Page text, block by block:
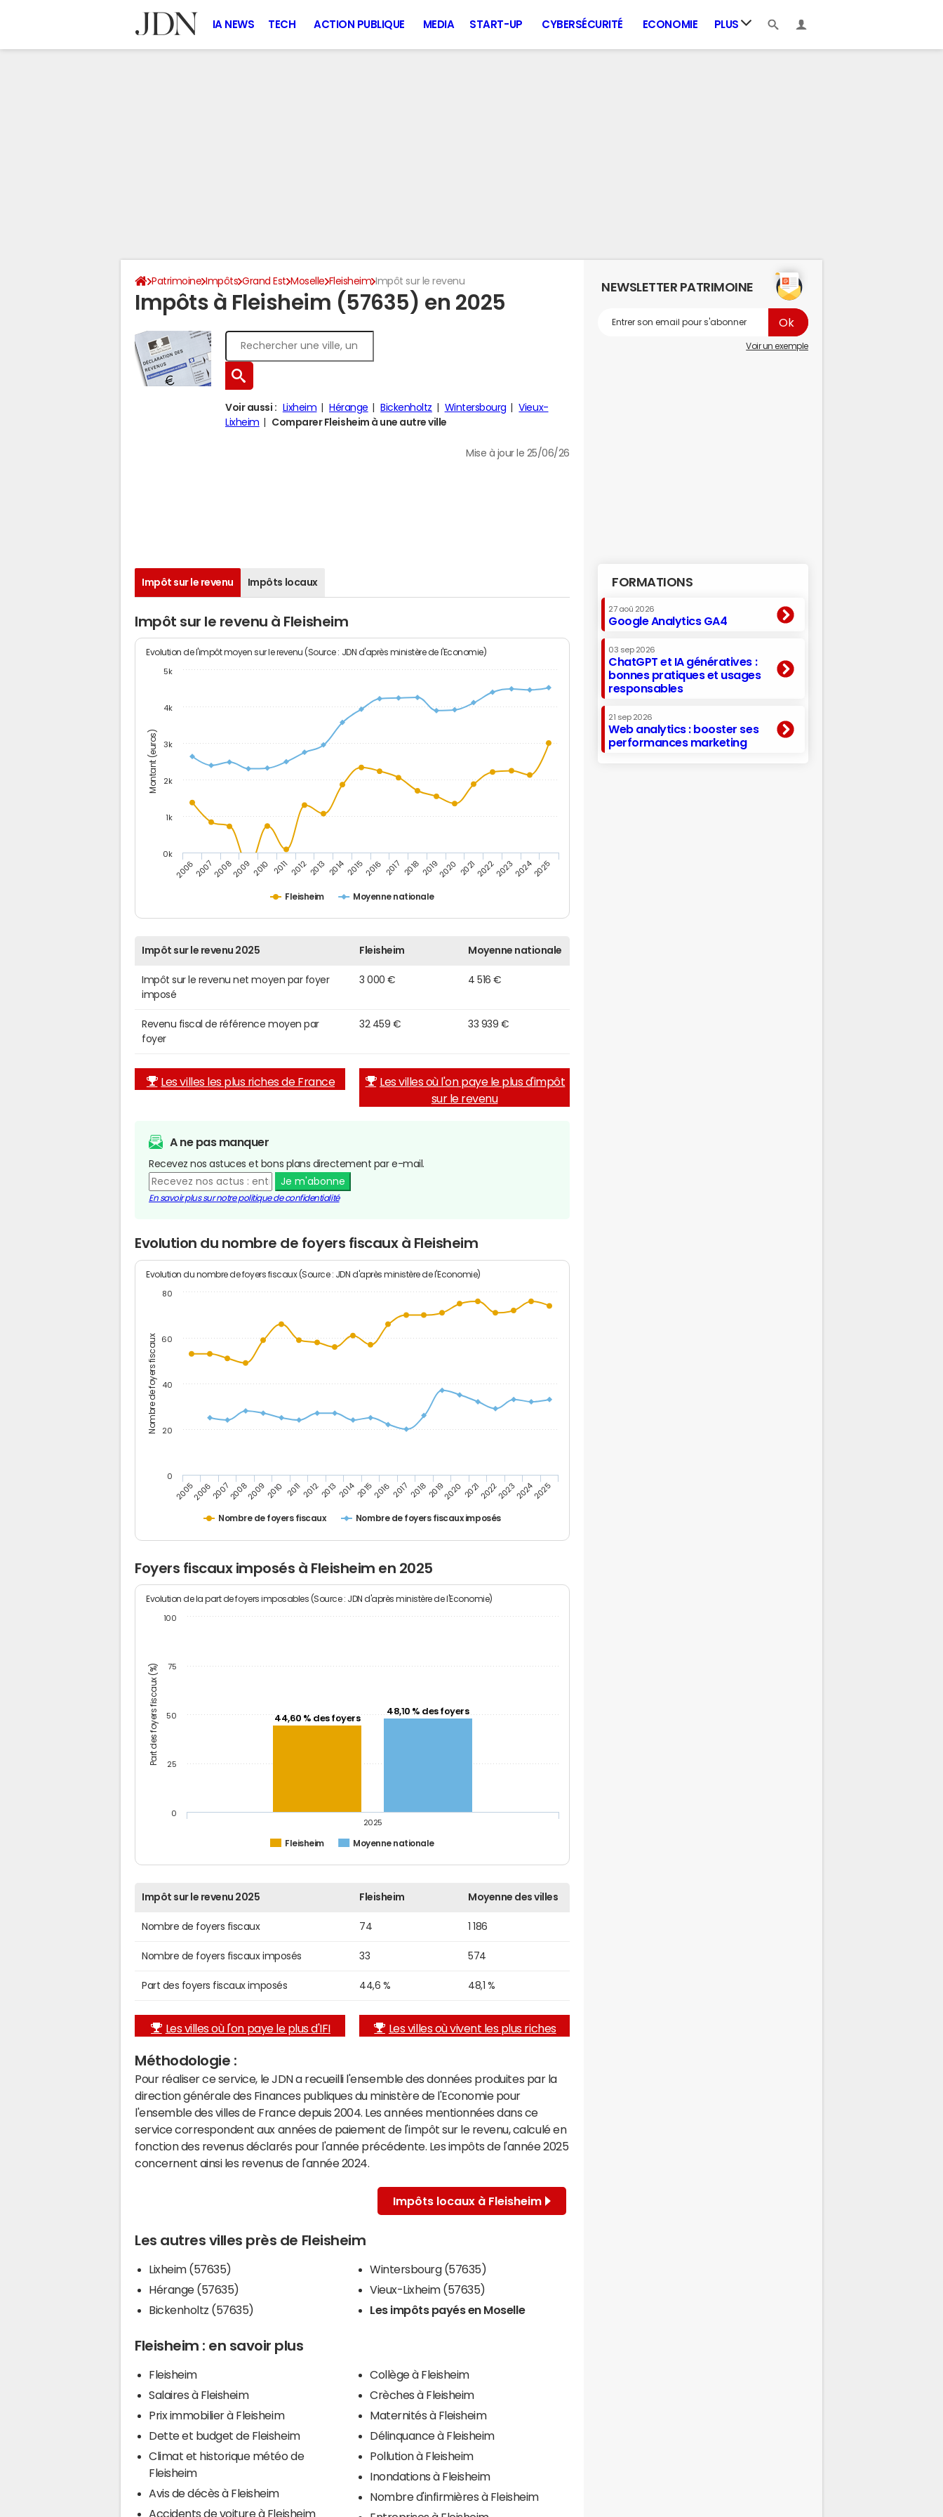
IA NEWS TECH ACTION PUBLIQUE MEDIA START-UP CYBERSÉCURITÉ ECONOMIE PLUS
Patrimoine Impôts Grand Est Moselle Fleisheim Impôt sur le revenu
Impôts à Fleisheim (57635) en 2025
Voir aussi : Lixheim Hérange Bickenholtz Wintersbourg
Vieux-
Lixheim
Comparer Fleisheim à une autre ville
Mise à jour le 25/06/26
Impôt sur le revenu Impôts locaux
Impôt sur le revenu à Fleisheim
Montant (euros)
Evolution de l'impôt moyen sur le revenu (Source : JDN d'après ministère de l'Economie)
Fleisheim Moyenne nationale
20062007200820092010 2011 20122013 201420152016 2017 201820192020 20212022202320242025
0k
1k
2k
3k
4k
5k
Impôt sur le revenu 2025 Fleisheim Moyenne nationale
Impôt sur le revenu net moyen par foyer
imposé
3 000 € 4 516 €
Revenu fiscal de référence moyen par
foyer
32 459 € 33 939 €
Les villes les plus riches de France
Les villes où l'on paye le plus d'impôt
sur le revenu
A ne pas manquer
Recevez nos astuces et bons plans directement par e-mail.
Je m'abonne
En savoir plus sur notre politique de confidentialité
Evolution du nombre de foyers fiscaux à Fleisheim
Nombre de foyers fiscaux
Evolution du nombre de foyers fiscaux (Source : JDN d'après ministère de l'Economie)
Nombre de foyers fiscaux Nombre de foyers fiscaux imposés
200520062007200820092010 201120122013201420152016 2017 20182019202020212022202320242025
0
20
40
60
80
Foyers fiscaux imposés à Fleisheim en 2025
Part des foyers fiscaux (%)
Evolution de la part de foyers imposables (Source : JDN d'après ministère de l'Economie)
44,60 % des foyers
48,10 % des foyers
Fleisheim Moyenne nationale
2025
0
25
50
75
100
Impôt sur le revenu 2025 Fleisheim Moyenne des villes
Nombre de foyers fiscaux 74 1 186
Nombre de foyers fiscaux imposés 33 574
Part des foyers fiscaux imposés 44,6 % 48,1 %
Les villes où l'on paye le plus d'IFI Les villes où vivent les plus riches
Méthodologie :
Pour réaliser ce service, le JDN a recueilli l'ensemble des données produites par la
direction générale des Finances publiques du ministère de l'Economie pour
l'ensemble des villes de France depuis 2004. Les années mentionnées dans ce
service correspondent aux années de paiement de l'impôt sur le revenu, calculé en
fonction des revenus déclarés pour l'année précédente. Les impôts de l'année 2025
concernent ainsi les revenus de l'année 2024.
Impôts locaux à Fleisheim
Les autres villes près de Fleisheim
Lixheim (57635)
Hérange (57635)
Bickenholtz (57635)
Wintersbourg (57635)
Vieux-Lixheim (57635)
Les impôts payés en Moselle
Fleisheim : en savoir plus
Fleisheim
Salaires à Fleisheim
Prix immobilier à Fleisheim
Dette et budget de Fleisheim
Climat et historique météo de
Fleisheim
Avis de décès à Fleisheim
Accidents de voiture à Fleisheim
Collège à Fleisheim
Crèches à Fleisheim
Maternités à Fleisheim
Délinquance à Fleisheim
Pollution à Fleisheim
Inondations à Fleisheim
Nombre d'infirmières à Fleisheim
NEWSLETTER PATRIMOINE
Voir un exemple
FORMATIONS
27 aoû 2026
Google Analytics GA4
03 sep 2026
ChatGPT et IA génératives :
bonnes pratiques et usages
responsables
21 sep 2026
Web analytics : booster ses
performances marketing